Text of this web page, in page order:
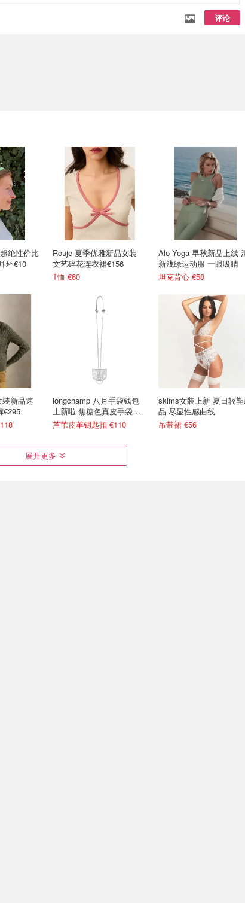
评论
绝性价比
环€10
装新品速
€295
Rouje 夏季优雅新品女装
文艺碎花连衣裙€156
T恤 €60
longchamp 八月手袋钱包
上新啦 焦糖色真皮手袋
€490
芦苇皮革钥匙扣 €110
Alo Yoga 早秋新品上线
新浅绿运动服 一眼吸睛
坦克背心 €58
skims女装上新 夏日轻
品 尽显性感曲线
吊带裙 €56
展开更多